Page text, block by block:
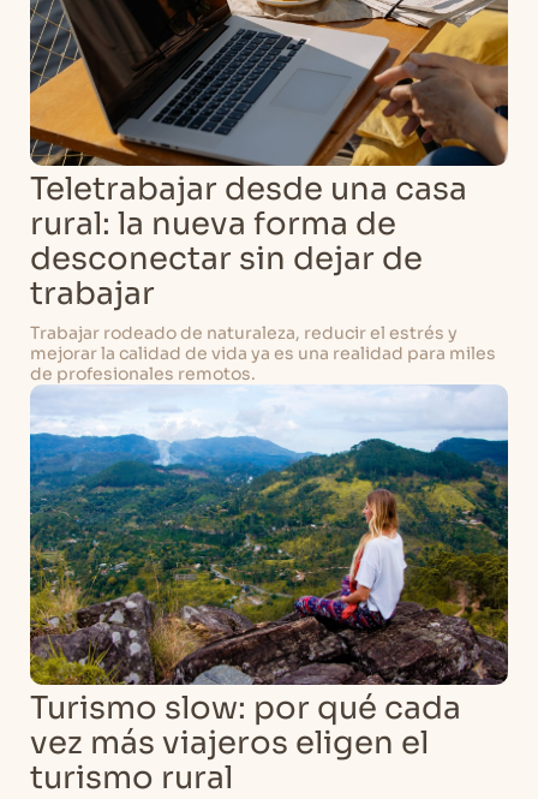
Teletrabajar desde una casa
rural: la nueva forma de
desconectar sin dejar de
trabajar
Trabajar rodeado de naturaleza, reducir el estrés y
mejorar la calidad de vida ya es una realidad para miles
de profesionales remotos.
Turismo slow: por qué cada
vez más viajeros eligen el
turismo rural